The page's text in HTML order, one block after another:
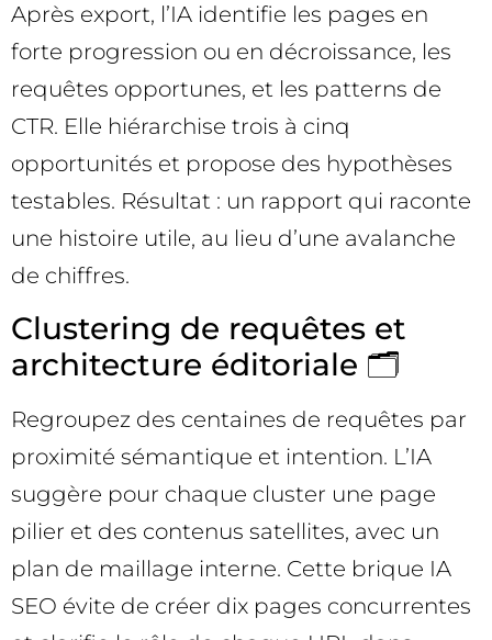
Après export, l’IA identifie les pages en
forte progression ou en décroissance, les
requêtes opportunes, et les patterns de
CTR. Elle hiérarchise trois à cinq
opportunités et propose des hypothèses
testables. Résultat : un rapport qui raconte
une histoire utile, au lieu d’une avalanche
de chiffres.
Clustering de requêtes et
architecture éditoriale 🗂️
Regroupez des centaines de requêtes par
proximité sémantique et intention. L’IA
suggère pour chaque cluster une page
pilier et des contenus satellites, avec un
plan de maillage interne. Cette brique IA
SEO évite de créer dix pages concurrentes